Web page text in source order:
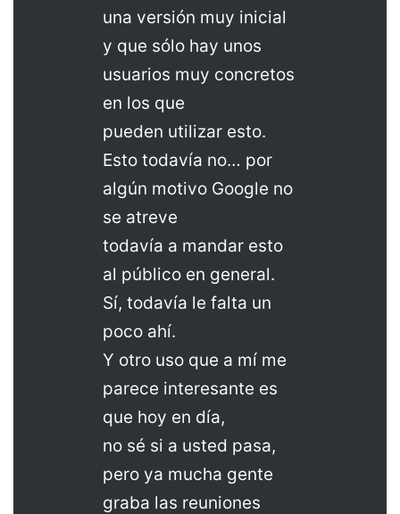
una versión muy inicial
y que sólo hay unos
usuarios muy concretos
en los que
pueden utilizar esto.
Esto todavía no… por
algún motivo Google no
se atreve
todavía a mandar esto
al público en general.
Sí, todavía le falta un
poco ahí.
Y otro uso que a mí me
parece interesante es
que hoy en día,
no sé si a usted pasa,
pero ya mucha gente
graba las reuniones